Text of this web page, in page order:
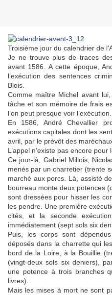
Troisième jour du calendrier de
Je ne trouve plus de traces
avant 1586. A cette époque,
l’exécution des sentences
Blois.
Comme maître Michel avant
tâche et son mémoire de frais
l’on peut presque voir l’exécution.
En 1586, André Chevallier
exécutions capitales dont les
avril, par le prévôt des
L’appel n’existe pas encore pour
Ce jour-là, Gabriel Millois,
menés par un charretier (trente
marché aux porcs. Là, assisté
bourreau monte deux potences
sont dressées pour hisser les
les pendre. Une première
cités, et la seconde
immédiatement (sept sols six
Puis, les corps sont
déposés dans la charrette qui
bord de la Loire, à la Bouillie
(vingt-deux sols six deniers),
une potence à trois branches
livres).
Mais les mises à mort ne sont